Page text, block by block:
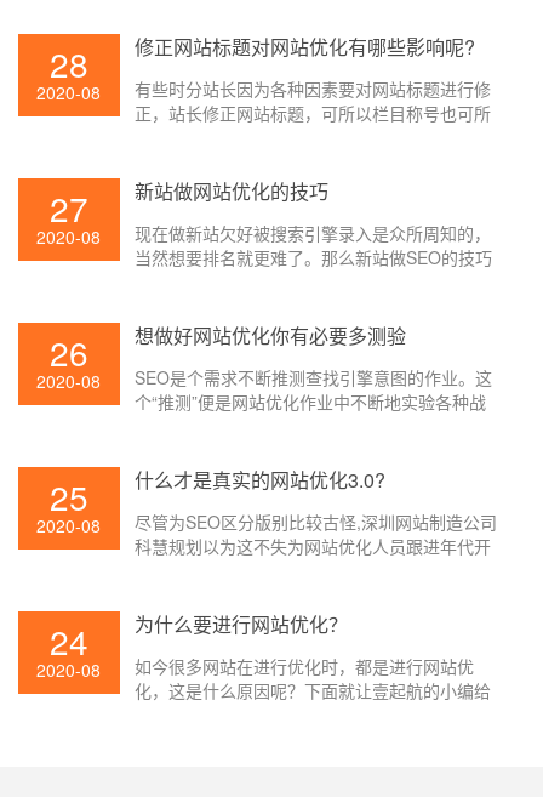
的网站优化办法。
28
2020-08
修正网站标题对网站优化有哪些影响呢?
有些时分站长因为各种因素要对网站标题进行修
正，站长修正网站标题，可所以栏目称号也可所
对网站SEO有优点，但假如改的欠好的话则反
下面就让壹起航的小编给大家介绍一下吧。
27
2020-08
新站做网站优化的技巧
现在做新站欠好被搜索引擎录入是众所周知的，
当然想要排名就更难了。那么新站做SEO的技巧
好网站优化才是咱们一向寻求的方针，下面就让
26
2020-08
想做好网站优化你有必要多测验
SEO是个需求不断推测查找引擎意图的作业。这
个“推测”便是网站优化作业中不断地实验各种战
25
2020-08
什么才是真实的网站优化3.0?
尽管为SEO区分版别比较古怪,深圳网站制造公司
科慧规划以为这不失为网站优化人员跟进年代开
用户中心。
24
2020-08
为什么要进行网站优化？
如今很多网站在进行优化时，都是进行网站优
化，这是什么原因呢？下面就让壹起航的小编给